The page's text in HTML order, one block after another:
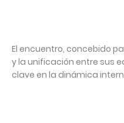
El encuentro, concebido
y la unificación entre sus
clave en la dinámica